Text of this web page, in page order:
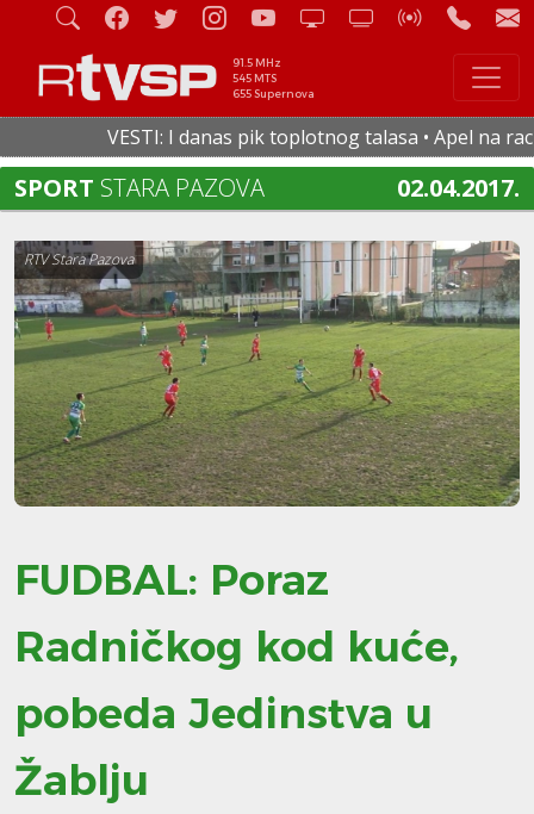
91.5 MHz
545 MTS
655 Supernova
VESTI: I danas pik toplotnog talasa • Apel na
SPORT STARA PAZOVA 02.04.2017.
RTV Stara Pazova
FUDBAL: Poraz
Radničkog kod kuće,
pobeda Jedinstva u
Žablju